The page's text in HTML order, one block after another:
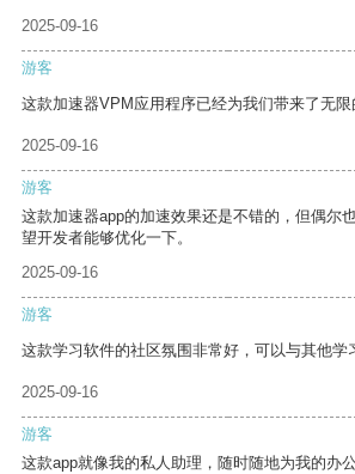
2025-09-16
游客
这款加速器VPM应用程序已经为我们带来了无限
2025-09-16
游客
这款加速器app的加速效果还是不错的，但偶尔
望开发者能够优化一下。
2025-09-16
游客
这款学习软件的社区氛围非常好，可以与其他学
2025-09-16
游客
这款app就像我的私人助理，随时随地为我的办